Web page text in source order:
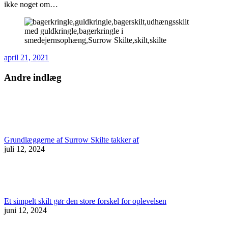
ikke noget om…
april 21, 2021
Andre indlæg
Grundlæggerne af Surrow Skilte takker af
juli 12, 2024
Et simpelt skilt gør den store forskel for oplevelsen
juni 12, 2024